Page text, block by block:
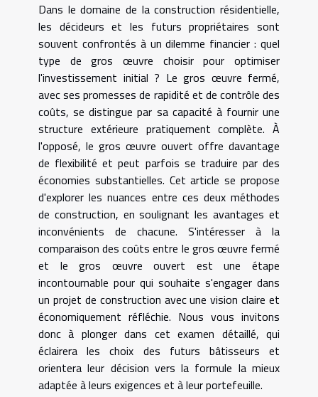
Dans le domaine de la construction résidentielle,
les décideurs et les futurs propriétaires sont
souvent confrontés à un dilemme financier : quel
type de gros œuvre choisir pour optimiser
l'investissement initial ? Le gros œuvre fermé,
avec ses promesses de rapidité et de contrôle des
coûts, se distingue par sa capacité à fournir une
structure extérieure pratiquement complète. À
l'opposé, le gros œuvre ouvert offre davantage
de flexibilité et peut parfois se traduire par des
économies substantielles. Cet article se propose
d'explorer les nuances entre ces deux méthodes
de construction, en soulignant les avantages et
inconvénients de chacune. S'intéresser à la
comparaison des coûts entre le gros œuvre fermé
et le gros œuvre ouvert est une étape
incontournable pour qui souhaite s'engager dans
un projet de construction avec une vision claire et
économiquement réfléchie. Nous vous invitons
donc à plonger dans cet examen détaillé, qui
éclairera les choix des futurs bâtisseurs et
orientera leur décision vers la formule la mieux
adaptée à leurs exigences et à leur portefeuille.